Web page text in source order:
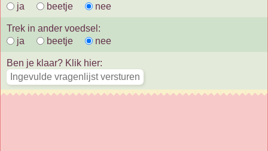
ja
beetje nee
Trek in ander voedsel:
ja
beetje nee
Ben je klaar? Klik hier: